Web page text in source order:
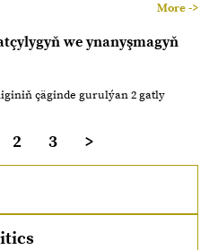
More ->
we ynanyşmagyň
çäginde gurulýan 2 gatly
2 3 >